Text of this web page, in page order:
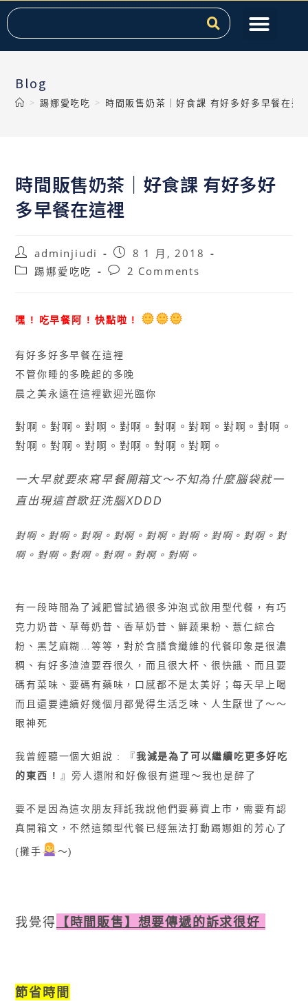
Blog
> 踢娜愛吃吃 > 時間販售奶茶｜好食課 有好多好多早餐在這
時間販售奶茶｜好食課 有好多好
多早餐在這裡
adminjiudi
8 1 月, 2018
踢娜愛吃吃
2 Comments
嘿 ! 吃早餐阿 ! 快點啦 !
有好多好多早餐在這裡
不管你睡的多晚起的多晚
晨之美永遠在這裡歡迎光臨你
對啊。對啊。對啊。對啊。對啊。對啊。對啊。對啊。
對啊。對啊。對啊。對啊。對啊。對啊。
一大早就要來寫早餐開箱文〜不知為什麼腦袋就一
直出現這首歌狂洗腦XDDD
對啊。對啊。對啊。對啊。對啊。對啊。對啊。對啊。對
啊。對啊。對啊。對啊。對啊。對啊。
有一段時間為了減肥嘗試過很多沖泡式飲用型代餐，有巧
克力奶昔、草莓奶昔、香草奶昔、鮮蔬果粉、薏仁綜合
粉、黑芝麻糊…等等，對於含膳食纖維的代餐印象是很濃
稠、有好多渣渣要吞很久，而且很大杯、很快餓、而且要
碼有菜味、要碼有藥味，口感都不是太美好；每天早上喝
而且還要連續好幾個月都覺得生活乏味、人生厭世了〜〜
眼神死
我曾經聽一個大姐說 : 『我減是為了可以繼續吃更多好吃
的東西 !
』旁人還附和好像很有道理〜我也是醉了
要不是因為這次朋友拜託我說他們要募資上市，需要有認
真開箱文，不然這類型代餐已經無法打動踢娜姐的芳心了
(攤手 〜)
我覺得 【時間販售】想要傳遞的訴求很好
節省時間